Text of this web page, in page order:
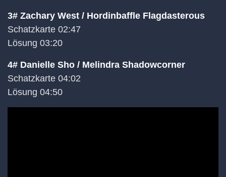
3# Zachary West / Hordinbaffle Flagdasterous
Schatzkarte 02:47
Lösung 03:20
4# Danielle Sho / Melindra Shadowcorner
Schatzkarte 04:02
Lösung 04:50